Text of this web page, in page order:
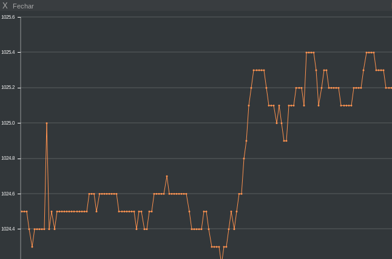
X Fechar